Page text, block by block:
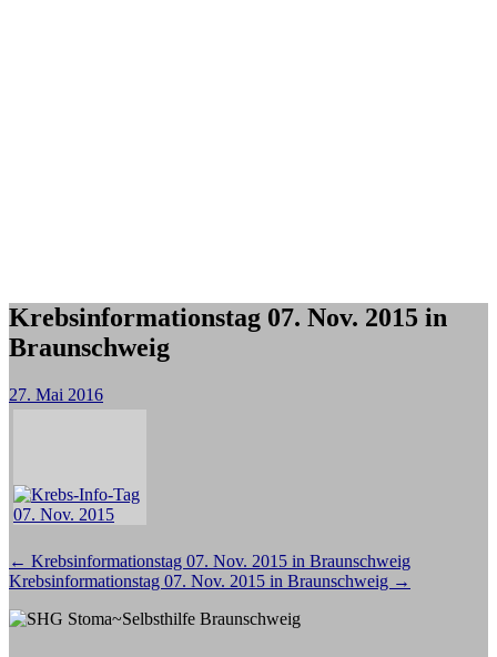
Krebsinformationstag 07. Nov. 2015 in
Braunschweig
27. Mai 2016
Beitragsnavigation
← Krebsinformationstag 07. Nov. 2015 in Braunschweig
Krebsinformationstag 07. Nov. 2015 in Braunschweig →